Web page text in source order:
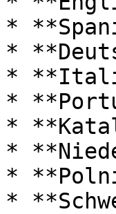
*
*
*
*
*
*
*
*